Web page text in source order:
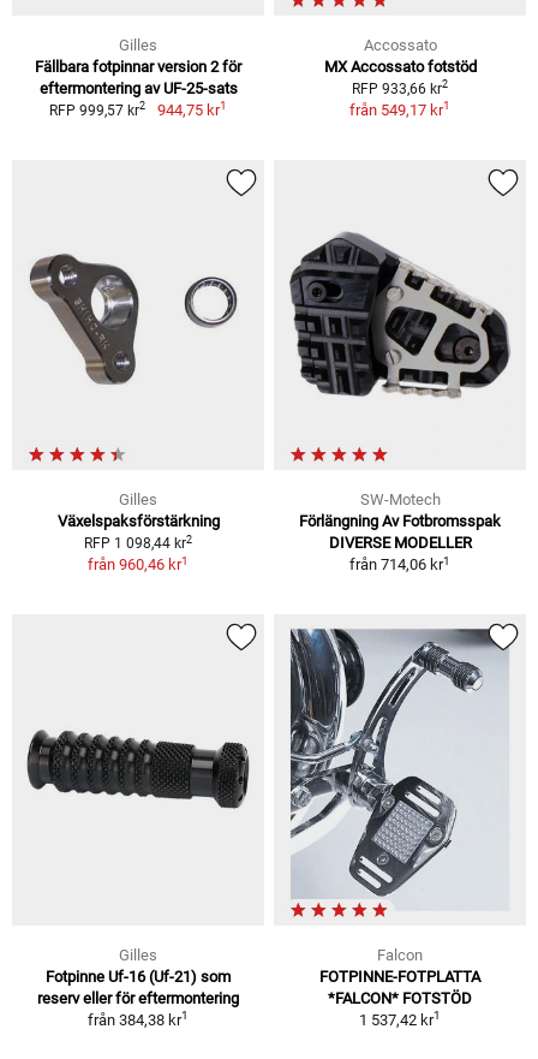
Gilles
Fällbara fotpinnar version 2 för
eftermontering av UF-25-sats
RFP 999,57 kr2 944,75 kr1
Accossato
MX Accossato fotstöd
RFP 933,66 kr2
från 549,17 kr1
Gilles
Växelspaksförstärkning
RFP 1 098,44 kr2
från 960,46 kr1
SW-Motech
Förlängning Av Fotbromsspak
DIVERSE MODELLER
från 714,06 kr1
Gilles
Fotpinne Uf-16 (Uf-21) som
reserv eller för eftermontering
från 384,38 kr1
Falcon
FOTPINNE-FOTPLATTA
*FALCON* FOTSTÖD
1 537,42 kr1